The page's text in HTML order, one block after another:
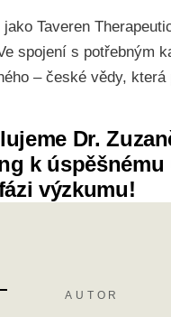
jako Taveren
spojení s potřebným
– české vědy,
Dr.
k
výzkumu!
AUTOR